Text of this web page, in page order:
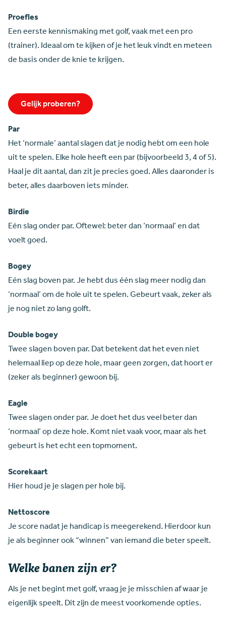
Proefles
Een eerste kennismaking met golf, vaak met een pro
(trainer). Ideaal om te kijken of je het leuk vindt en meteen
de basis onder de knie te krijgen.
Gelijk proberen?
Par
Het ‘normale’ aantal slagen dat je nodig hebt om een hole
uit te spelen. Elke hole heeft een par (bijvoorbeeld 3, 4 of 5).
Haal je dit aantal, dan zit je precies goed. Alles daaronder is
beter, alles daarboven iets minder.
Birdie
Eén slag onder par. Oftewel: beter dan ‘normaal’ en dat
voelt goed.
Bogey
Eén slag boven par. Je hebt dus één slag meer nodig dan
‘normaal’ om de hole uit te spelen. Gebeurt vaak, zeker als
je nog niet zo lang golft.
Double bogey
Twee slagen boven par. Dat betekent dat het even niet
helemaal liep op deze hole, maar geen zorgen, dat hoort er
(zeker als beginner) gewoon bij.
Eagle
Twee slagen onder par. Je doet het dus veel beter dan
‘normaal’ op deze hole. Komt niet vaak voor, maar als het
gebeurt is het echt een topmoment.
Scorekaart
Hier houd je je slagen per hole bij.
Nettoscore
Je score nadat je handicap is meegerekend. Hierdoor kun
je als beginner ook “winnen” van iemand die beter speelt.
Welke banen zijn er?
Als je net begint met golf, vraag je je misschien af waar je
eigenlijk speelt. Dit zijn de meest voorkomende opties.